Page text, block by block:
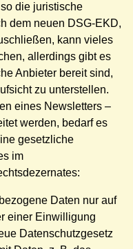
so die juristische
dem neuen DSG-EKD,
kann vieles
allerdings gibt es
Anbieter bereit sind,
zu unterstellen.
eines Newsletters –
werden, bedarf es
gesetzliche
im
Daten nur auf
einer Einwilligung
Datenschutzgesetz